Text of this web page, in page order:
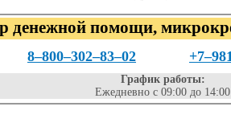
денежной помощи,
8‒800‒302‒83‒02
График работы:
Ежедневно с 09:00 до 14:00